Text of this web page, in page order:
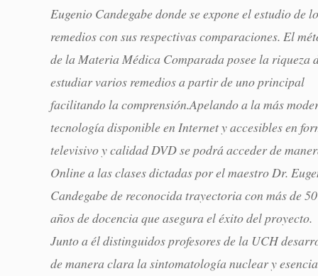
Eugenio Candegabe donde se expone el estudio de
remedios con sus respectivas comparaciones. El
de la Materia Médica Comparada posee la riqueza
estudiar varios remedios a partir de uno principal
facilitando la comprensión.Apelando a la más
tecnología disponible en Internet y accesibles en
televisivo y calidad DVD se podrá acceder de
Online a las clases dictadas por el maestro Dr.
Candegabe de reconocida trayectoria con más de 50
años de docencia que asegura el éxito del proyecto.
Junto a él distinguidos profesores de la UCH
de manera clara la sintomatología nuclear y